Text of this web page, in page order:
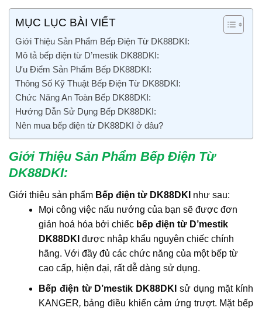
MỤC LỤC BÀI VIẾT
Giới Thiệu Sản Phẩm Bếp Điện Từ DK88DKI:
Mô tả bếp điện từ D’mestik DK88DKI:
Ưu Điểm Sản Phẩm Bếp DK88DKI:
Thông Số Kỹ Thuật Bếp Điện Từ DK88DKI:
Chức Năng An Toàn Bếp DK88DKI:
Hướng Dẫn Sử Dụng Bếp DK88DKI:
Nên mua bếp điện từ DK88DKI ở đâu?
Giới Thiệu Sản Phẩm Bếp Điện Từ
DK88DKI:
Giới thiệu sản phẩm Bếp điện từ DK88DKI như sau:
Mọi công việc nấu nướng của bạn sẽ được đơn
giản hoá hóa bởi chiếcbếp điện từ D’mestik
DK88DKI được nhập khẩu nguyên chiếc chính
hãng. Với đầy đủ các chức năng của một bếp từ
cao cấp, hiện đại, rất dễ dàng sử dụng.
Bếp điện từ D’mestik DK88DKI sử dụng mặt kính
KANGER, bảng điều khiển cảm ứng trượt. Mặt bếp